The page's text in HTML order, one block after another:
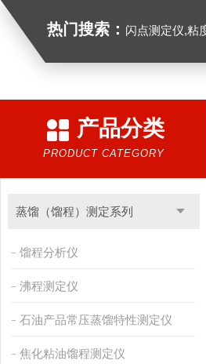
热门搜索： 闪点测定仪,粘
产品分类
PRODUCT CATEGORY
蒸馏（馏程）测定系列
馏程分析仪
沸程测定仪
石油产品常压蒸馏特性测定仪
焦化粘油馏程测定仪